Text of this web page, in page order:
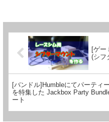
[ゲー
(シフ
[バンドル]Humbleにてパーティ
を特集した Jackbox Party
ート